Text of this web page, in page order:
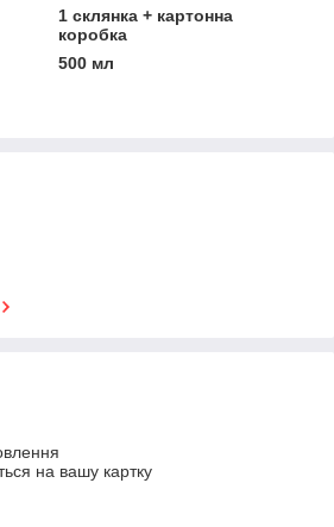
1 склянка + картонна
коробка
500 мл
на вашу картку